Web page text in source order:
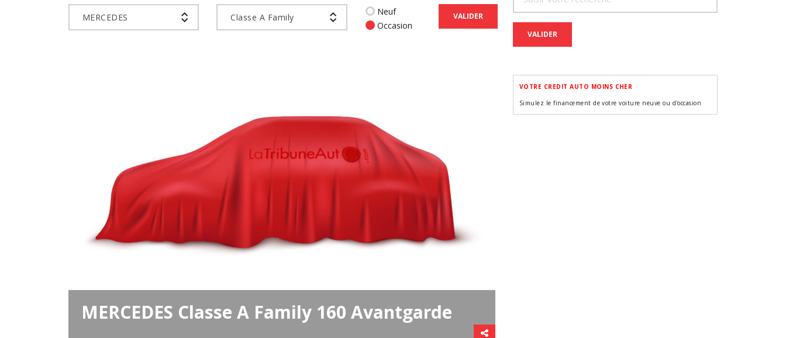
MERCEDES Classe A Family
Neuf
Occasion
VALIDER
MERCEDES Classe A Family 160 Avantgarde
VALIDER
VOTRE CREDIT AUTO MOINS CHER
Simulez le financement de votre voiture neuve ou d'occasion